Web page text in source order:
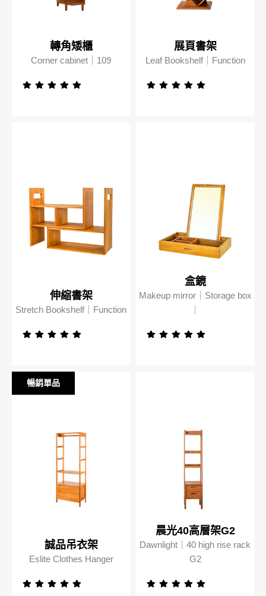
轉角矮櫃
Corner cabinet｜109
展頁書架
Leaf Bookshelf｜Function
伸縮書架
Stretch Bookshelf｜Function
盒鏡
Makeup mirror｜Storage box
誠品吊衣架
Eslite Clothes Hanger
暢銷單品
暢銷單品
晨光40高層架G2
Dawnlight｜40 high rise rack
G2